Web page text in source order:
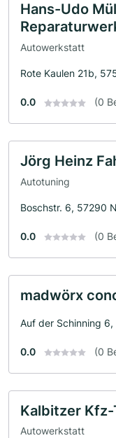
Hans-Udo
Autowerkstatt
Rote Kaulen 21b,
0.0 (0
Jörg Heinz
Autotuning
Boschstr. 6, 57290
0.0 (0
madwörx
Auf der Schinning
0.0 (0
Kalbitzer Kfz-
Autowerkstatt